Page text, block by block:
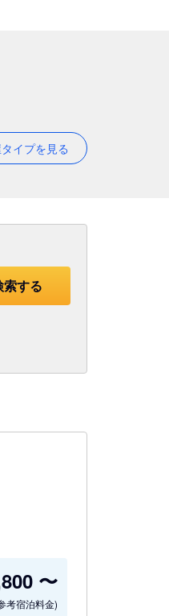
イプを見る
する
考宿泊料金)
〜